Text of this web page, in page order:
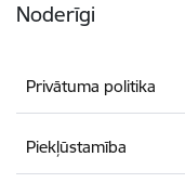
Noderīgi
Privātuma politika
Piekļūstamība